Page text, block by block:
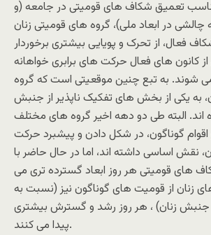
تعمیق شکاف های قومیتی در جامعه (و
در ابعاد ملی)، گروه های قومیتی زنان
فعال، از تحرک و پویایی بیشتری برخوردار
کانون های فعال حرکت های برابری خواهانه
شوند. به تبع چنین موقعیتی است که گروه
به یکی از بخش های تفکیک ناپذیر از جنبش
اند. البته طی دو دهه اخیر گروه های مختلف
و اقوام گوناگون، در شکل دادن و پیشبرد حرکت
نقش اساسی داشته اند، اما در حال حاضر با
های قومیتی هر روز ابعاد گسترده تری می
های زنان از قومیت های گوناگون نیز (نسبت به
زنان) ، هر روز رشد و گسترش بیشتری
پیدا می کنند.